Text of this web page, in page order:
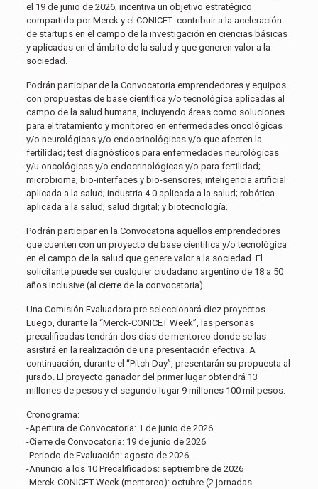
el 19 de junio de 2026, incentiva un objetivo estratégico
compartido por Merck y el CONICET: contribuir a la aceleración
de startups en el campo de la investigación en ciencias básicas
y aplicadas en el ámbito de la salud y que generen valor a la
sociedad.
Podrán participar de la Convocatoria emprendedores y equipos
con propuestas de base científica y/o tecnológica aplicadas al
campo de la salud humana, incluyendo áreas como soluciones
para el tratamiento y monitoreo en enfermedades oncológicas
y/o neurológicas y/o endocrinológicas y/o que afecten la
fertilidad; test diagnósticos para enfermedades neurológicas
y/u oncológicas y/o endocrinológicas y/o para fertilidad;
microbioma; bio-interfaces y bio-sensores; inteligencia artificial
aplicada a la salud; industria 4.0 aplicada a la salud; robótica
aplicada a la salud; salud digital; y biotecnología.
Podrán participar en la Convocatoria aquellos emprendedores
que cuenten con un proyecto de base científica y/o tecnológica
en el campo de la salud que genere valor a la sociedad. El
solicitante puede ser cualquier ciudadano argentino de 18 a 50
años inclusive (al cierre de la convocatoria).
Una Comisión Evaluadora pre seleccionará diez proyectos.
Luego, durante la “Merck-CONICET Week”, las personas
precalificadas tendrán dos días de mentoreo donde se las
asistirá en la realización de una presentación efectiva. A
continuación, durante el “Pitch Day”, presentarán su propuesta al
jurado. El proyecto ganador del primer lugar obtendrá 13
millones de pesos y el segundo lugar 9 millones 100 mil pesos.
Cronograma:
-Apertura de Convocatoria: 1 de junio de 2026
-Cierre de Convocatoria: 19 de junio de 2026
-Periodo de Evaluación: agosto de 2026
-Anuncio a los 10 Precalificados: septiembre de 2026
-Merck-CONICET Week (mentoreo): octubre (2 jornadas